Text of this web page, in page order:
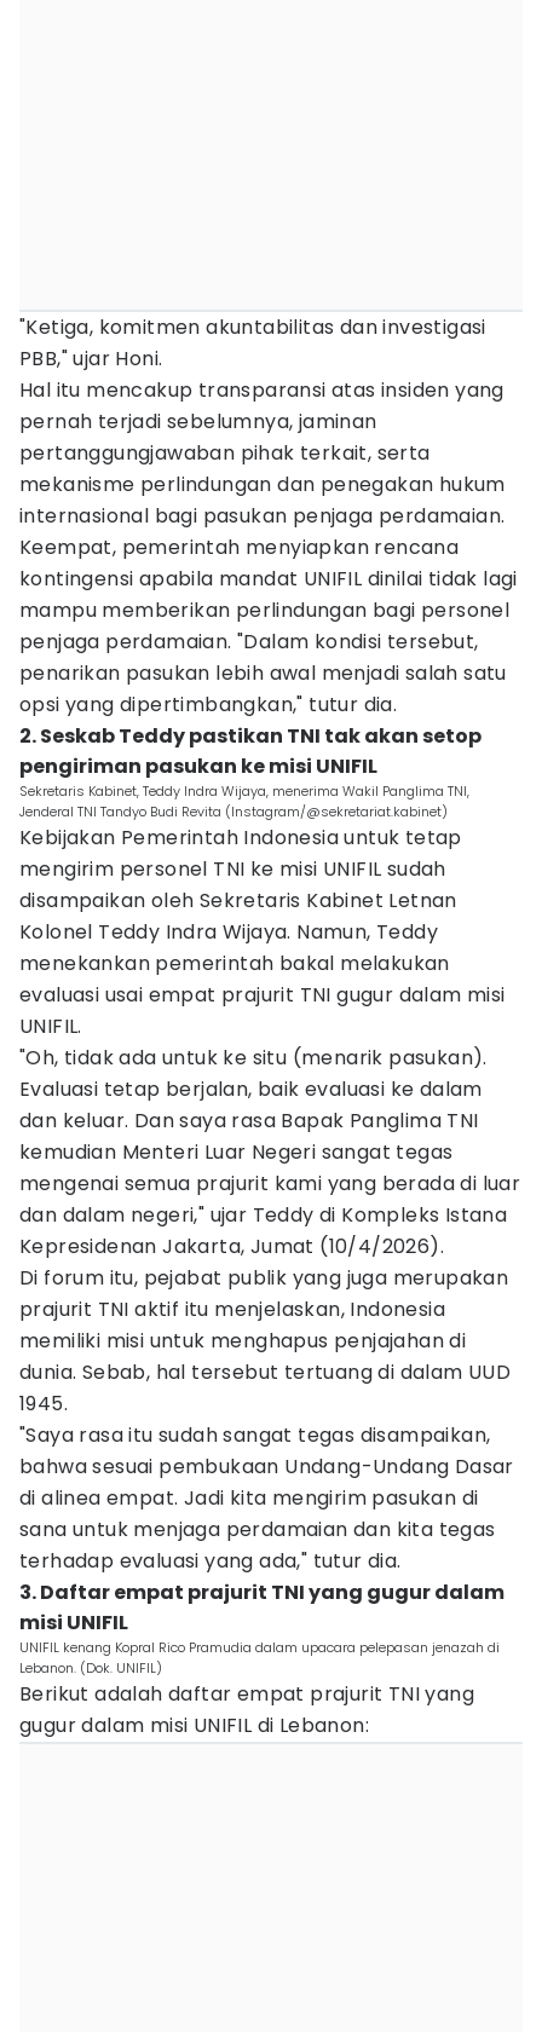
"Ketiga, komitmen akuntabilitas dan investigasi
PBB," ujar Honi.
Hal itu mencakup transparansi atas insiden yang
pernah terjadi sebelumnya, jaminan
pertanggungjawaban pihak terkait, serta
mekanisme perlindungan dan penegakan hukum
internasional bagi pasukan penjaga perdamaian.
Keempat, pemerintah menyiapkan rencana
kontingensi apabila mandat UNIFIL dinilai tidak lagi
mampu memberikan perlindungan bagi personel
penjaga perdamaian. "Dalam kondisi tersebut,
penarikan pasukan lebih awal menjadi salah satu
opsi yang dipertimbangkan," tutur dia.
2. Seskab Teddy pastikan TNI tak akan setop
pengiriman pasukan ke misi UNIFIL
Sekretaris Kabinet, Teddy Indra Wijaya, menerima Wakil Panglima TNI,
Jenderal TNI Tandyo Budi Revita (Instagram/@sekretariat.kabinet)
Kebijakan Pemerintah Indonesia untuk tetap
mengirim personel TNI ke misi UNIFIL sudah
disampaikan oleh Sekretaris Kabinet Letnan
Kolonel Teddy Indra Wijaya. Namun, Teddy
menekankan pemerintah bakal melakukan
evaluasi usai empat prajurit TNI gugur dalam misi
UNIFIL.
"Oh, tidak ada untuk ke situ (menarik pasukan).
Evaluasi tetap berjalan, baik evaluasi ke dalam
dan keluar. Dan saya rasa Bapak Panglima TNI
kemudian Menteri Luar Negeri sangat tegas
mengenai semua prajurit kami yang berada di luar
dan dalam negeri," ujar Teddy di Kompleks Istana
Kepresidenan Jakarta, Jumat (10/4/2026).
Di forum itu, pejabat publik yang juga merupakan
prajurit TNI aktif itu menjelaskan, Indonesia
memiliki misi untuk menghapus penjajahan di
dunia. Sebab, hal tersebut tertuang di dalam UUD
1945.
"Saya rasa itu sudah sangat tegas disampaikan,
bahwa sesuai pembukaan Undang-Undang Dasar
di alinea empat. Jadi kita mengirim pasukan di
sana untuk menjaga perdamaian dan kita tegas
terhadap evaluasi yang ada," tutur dia.
3. Daftar empat prajurit TNI yang gugur dalam
misi UNIFIL
UNIFIL kenang Kopral Rico Pramudia dalam upacara pelepasan jenazah di
Lebanon. (Dok. UNIFIL)
Berikut adalah daftar empat prajurit TNI yang
gugur dalam misi UNIFIL di Lebanon: